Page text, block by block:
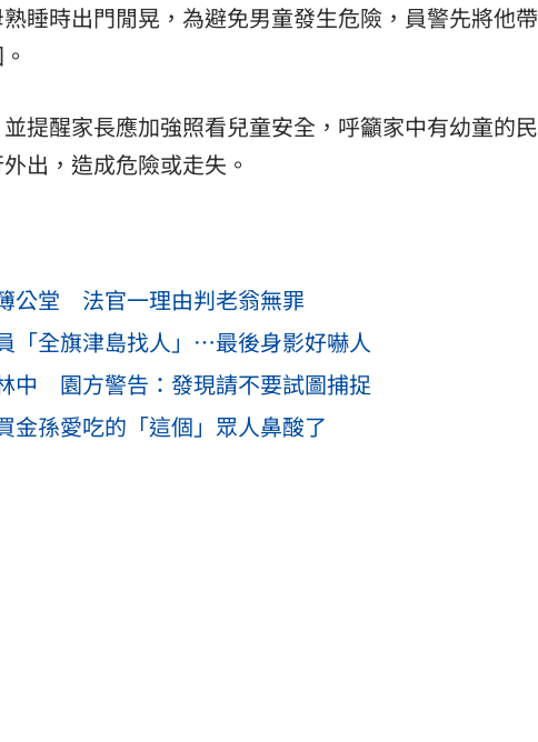
睡時出門閒晃，為避免男童發生危險，員警先將他
提醒家長應加強照看兒童安全，呼籲家中有幼童的
出，造成危險或走失。
公堂 法官一理由判老翁無罪
「全旗津島找人」…最後身影好嚇人
中 園方警告：發現請不要試圖捕捉
金孫愛吃的「這個」眾人鼻酸了